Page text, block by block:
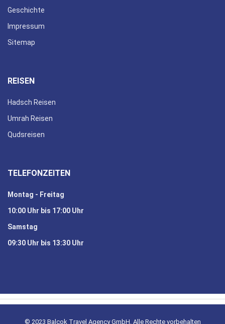
Geschichte
Impressum
Sitemap
REISEN
Hadsch Reisen
Umrah Reisen
Qudsreisen
TELEFONZEITEN
Montag - Freitag
10:00 Uhr bis 17:00 Uhr
Samstag
09:30 Uhr bis 13:30 Uhr
© 2023 Balcok Travel Agency GmbH. Alle Rechte vorbehalten